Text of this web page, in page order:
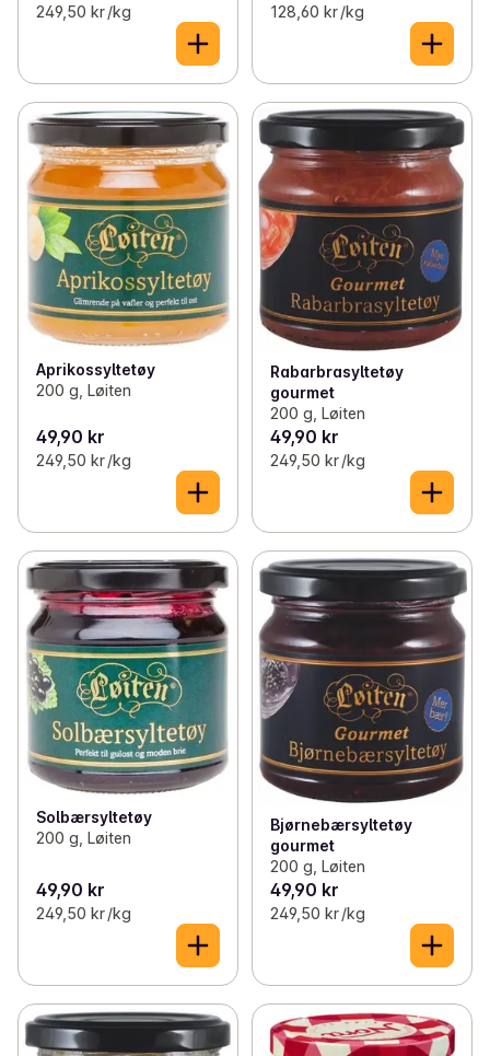
249,50 kr /kg 128,60 kr /kg
Aprikossyltetøy
200 g, Løiten
49,90 kr
249,50 kr /kg
Rabarbrasyltetøy
gourmet
200 g, Løiten
49,90 kr
249,50 kr /kg
Solbærsyltetøy
200 g, Løiten
49,90 kr
249,50 kr /kg
Bjørnebærsyltetøy
gourmet
200 g, Løiten
49,90 kr
249,50 kr /kg